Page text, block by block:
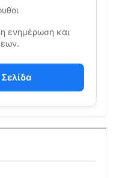
ενημέρωση και